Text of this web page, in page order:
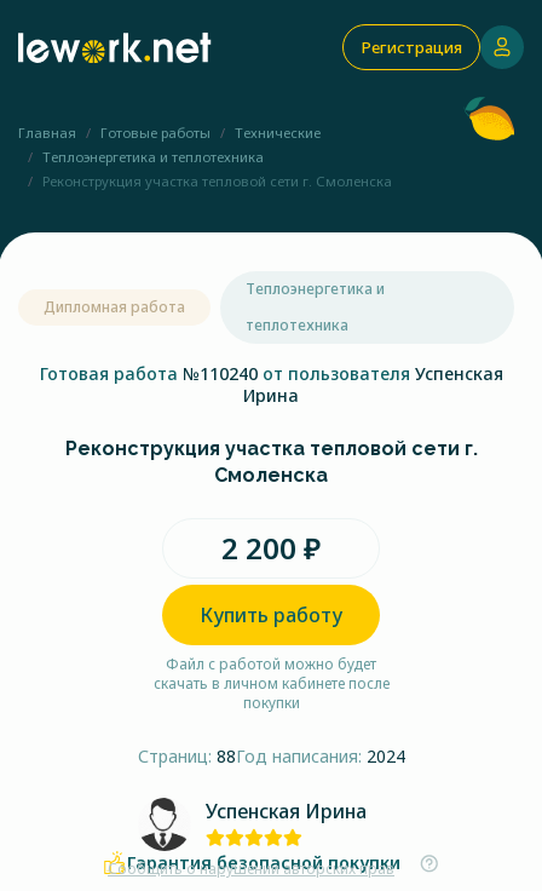
Регистрация
Главная Готовые работы
Технические
Теплоэнергетика и теплотехника
Реконструкция участка тепловой сети г. Смоленска
Дипломная работа
Теплоэнергетика и
теплотехника
Готовая работа №110240 от пользователя Успенская
Ирина
Реконструкция участка тепловой сети г.
Смоленска
2 200 ₽
Купить работу
Файл с работой можно будет
скачать в личном кабинете после
покупки
Страниц: 88Год написания: 2024
Успенская Ирина
Сообщить о нарушении авторских прав
Гарантия безопасной покупки